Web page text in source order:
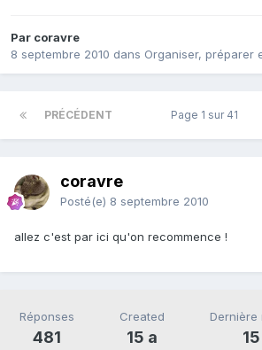
Par coravre
8 septembre 2010 dans Organiser, préparer
PRÉCÉDENT Page 1 sur 41
coravre
Posté(e) 8 septembre 2010
allez c'est par ici qu'on recommence !
Réponses
481
Created
15 a
Dernière